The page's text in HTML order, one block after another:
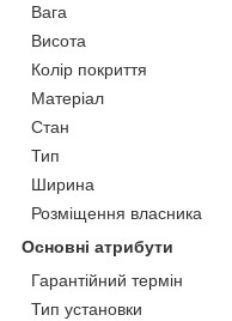
Вага
Висота
Колір покриття
Матеріал
Стан
Тип
Ширина
Розміщення власника
Основні атрибути
Гарантійний термін
Тип установки